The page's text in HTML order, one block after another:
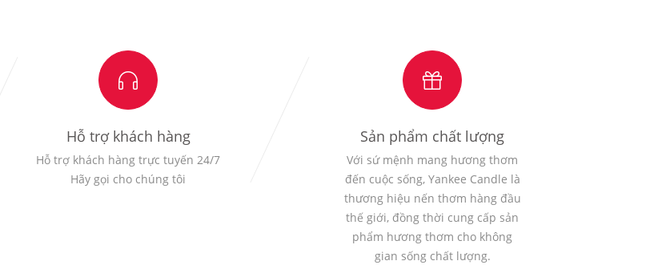
Hỗ trợ khách hàng
Hỗ trợ khách hàng trực tuyến 24/7
Hãy gọi cho chúng tôi
Sản phẩm chất lượng
Với sứ mệnh mang hương thơm
đến cuộc sống, Yankee Candle là
thương hiệu nến thơm hàng đầu
thế giới, đồng thời cung cấp sản
phẩm hương thơm cho không
gian sống chất lượng.